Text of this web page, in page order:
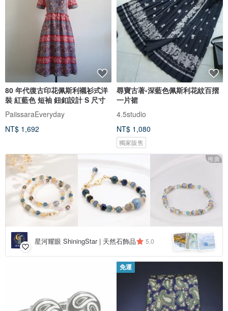
80 年代復古印花佩斯利襯衫式洋
裝 紅藍色 短袖 鈕釦設計 S 尺寸
PaiissaraEveryday
NT$ 1,692
尋寶古著-深藍色佩斯利花紋百摺
一片裙
4.5studio
NT$ 1,080
獨家販售
推廣
星河耀眼 ShiningStar | 天然石飾品 5.0
免運